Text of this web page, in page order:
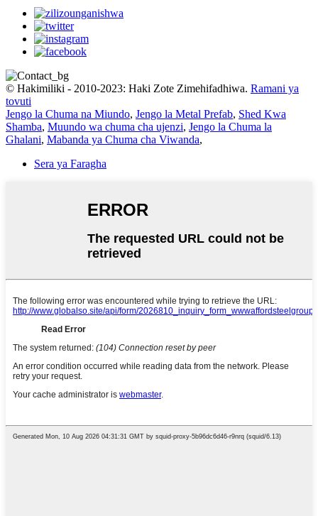
© Hakimiliki - 2010-2023: Haki Zote Zimehifadhiwa. Ramani ya
tovuti
Jengo la Chuma na Miundo, Jengo la Metal Prefab, Shed Kwa
Shamba, Muundo wa chuma cha ujenzi, Jengo la Chuma la
Ghalani, Mabanda ya Chuma cha Viwanda,
Sera ya Faragha